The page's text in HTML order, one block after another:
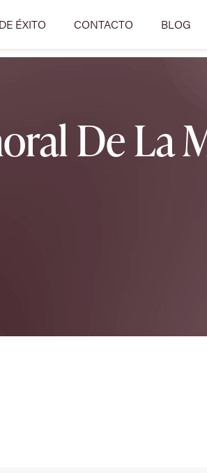
ÉXITO CONTACTO BLOG
De La